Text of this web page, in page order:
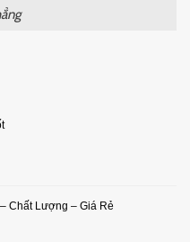
Chất Lượng – Giá Rẻ